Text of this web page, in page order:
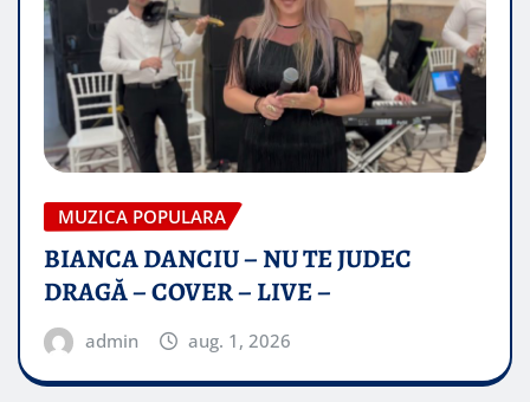
MUZICA POPULARA
BIANCA DANCIU – NU TE JUDEC
DRAGĂ – COVER – LIVE –
admin aug. 1, 2026